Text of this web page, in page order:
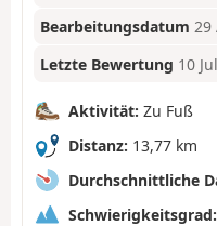
Bearbeitungsdatum 29
Letzte Bewertung 10
Aktivität: Zu Fuß
Distanz: 13,77 km
Durchschnittliche
Schwierigkeitsgrad: